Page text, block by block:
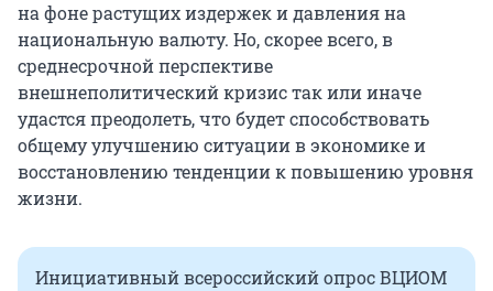
на фоне растущих издержек и давления на
национальную валюту. Но, скорее всего, в
среднесрочной перспективе
внешнеполитический кризис так или иначе
удастся преодолеть, что будет способствовать
общему улучшению ситуации в экономике и
восстановлению тенденции к повышению уровня
жизни.
Инициативный всероссийский опрос ВЦИОМ